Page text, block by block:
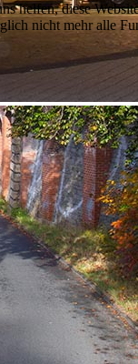
helfen, diese
nicht mehr alle